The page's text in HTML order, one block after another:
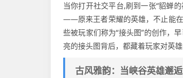
当你打开社交平台,刷到一张“貂蝉
——原来王者荣耀的英雄，不止能
些被玩家们称为“接头图”的创作，
亮的接头图背后，都藏着玩家对英
古风雅韵：当峡谷英雄邂